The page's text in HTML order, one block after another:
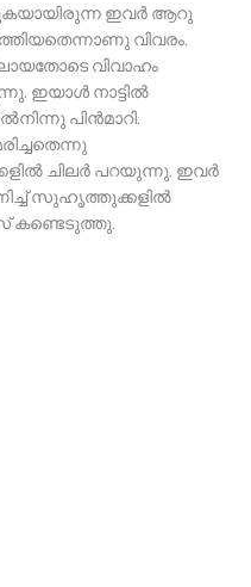
ഇവർ ആറു
വിവരം.
വിവാഹം
ഇയാൾ നാട്ടിൽ
പിൻമാറി.
ചിലർ പറയുന്നു. ഇവർ
സുഹൃത്തുക്കളിൽ
കണ്ടെടുത്തു.